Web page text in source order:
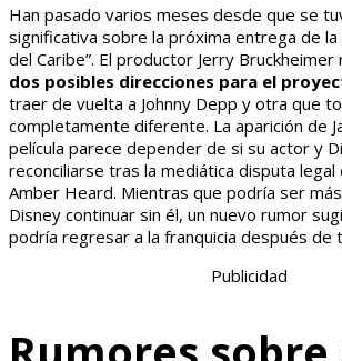
Han pasado varios meses desde que se
significativa sobre la próxima entrega de la
del Caribe”. El productor Jerry Bruckheimer
dos posibles direcciones para el
traer de vuelta a Johnny Depp y otra que
completamente diferente. La aparición de
película parece depender de si su actor y
reconciliarse tras la mediática disputa
Amber Heard. Mientras que podría ser
Disney continuar sin él, un nuevo rumor
podría regresar a la franquicia después de
Publicidad